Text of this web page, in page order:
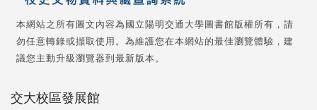
本網站之所有圖文內容為國立陽明交通大學圖書館版權所有，請
勿任意轉錄或擷取使用。為維護您在本網站的最佳瀏覽體驗，建
議您主動升級瀏覽器到最新版本。
交大校區發展館